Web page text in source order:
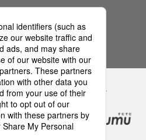
くらし SNSアカウント